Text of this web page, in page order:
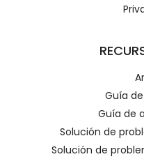
Guía
Guía de
Solución de
Solución de